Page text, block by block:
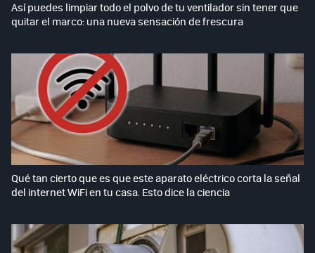
Así puedes limpiar todo el polvo de tu ventilador sin tener que
quitar el marco: una nueva sensación de frescura
Qué tan cierto que es que este aparato eléctrico corta la señal
del internet WiFi en tu casa. Esto dice la ciencia